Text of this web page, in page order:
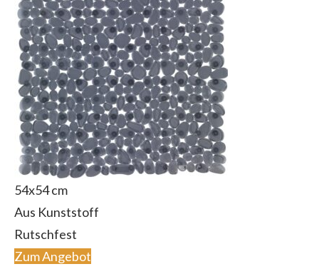
54x54 cm
Aus Kunststoff
Rutschfest
Zum Angebot